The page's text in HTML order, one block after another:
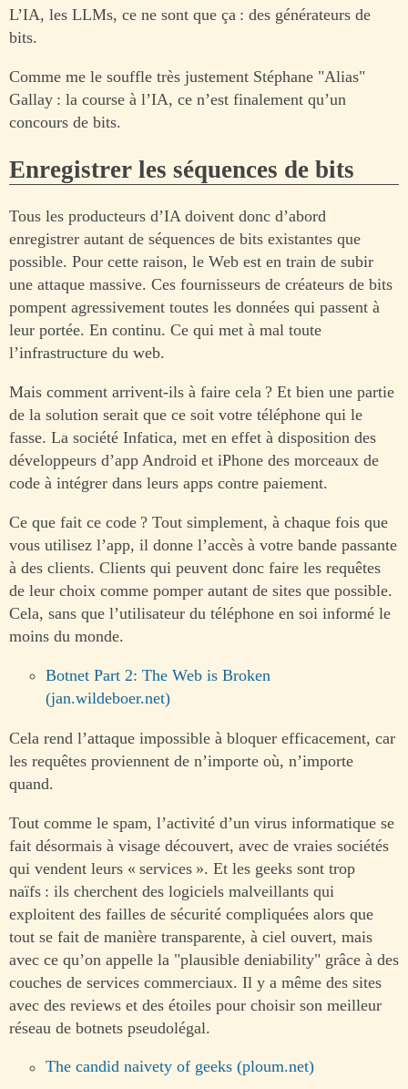
L’IA, les LLMs, ce ne sont que ça : des générateurs de
bits.
Comme me le souffle très justement Stéphane "Alias"
Gallay : la course à l’IA, ce n’est finalement qu’un
concours de bits.
Enregistrer les séquences de bits
Tous les producteurs d’IA doivent donc d’abord
enregistrer autant de séquences de bits existantes que
possible. Pour cette raison, le Web est en train de subir
une attaque massive. Ces fournisseurs de créateurs de bits
pompent agressivement toutes les données qui passent à
leur portée. En continu. Ce qui met à mal toute
l’infrastructure du web.
Mais comment arrivent-ils à faire cela ? Et bien une partie
de la solution serait que ce soit votre téléphone qui le
fasse. La société Infatica, met en effet à disposition des
développeurs d’app Android et iPhone des morceaux de
code à intégrer dans leurs apps contre paiement.
Ce que fait ce code ? Tout simplement, à chaque fois que
vous utilisez l’app, il donne l’accès à votre bande passante
à des clients. Clients qui peuvent donc faire les requêtes
de leur choix comme pomper autant de sites que possible.
Cela, sans que l’utilisateur du téléphone en soi informé le
moins du monde.
Botnet Part 2: The Web is Broken
(jan.wildeboer.net)
Cela rend l’attaque impossible à bloquer efficacement, car
les requêtes proviennent de n’importe où, n’importe
quand.
Tout comme le spam, l’activité d’un virus informatique se
fait désormais à visage découvert, avec de vraies sociétés
qui vendent leurs « services ». Et les geeks sont trop
naïfs : ils cherchent des logiciels malveillants qui
exploitent des failles de sécurité compliquées alors que
tout se fait de manière transparente, à ciel ouvert, mais
avec ce qu’on appelle la "plausible deniability" grâce à des
couches de services commerciaux. Il y a même des sites
avec des reviews et des étoiles pour choisir son meilleur
réseau de botnets pseudolégal.
The candid naivety of geeks (ploum.net)